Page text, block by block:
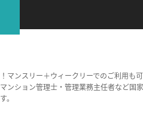
ンスリー＋ウィークリーでのご利用も
ンション管理士・管理業務主任者など
。